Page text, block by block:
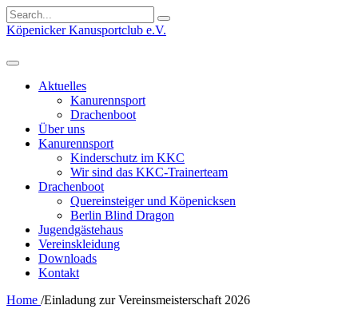
Search
for:
Köpenicker Kanusportclub e.V.
Aktuelles
Kanurennsport
Drachenboot
Über uns
Kanurennsport
Kinderschutz im KKC
Wir sind das KKC-Trainerteam
Drachenboot
Quereinsteiger und Köpenicksen
Berlin Blind Dragon
Jugendgästehaus
Vereinskleidung
Downloads
Kontakt
Home /Einladung zur Vereinsmeisterschaft 2026